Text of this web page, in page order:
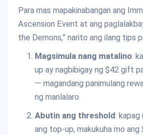
Para mas mapakinabangan ang
Ascension Event at ang
the Demons,” narito ang ilang tips
Magsimula nang matalino:
up ay nagbibigay ng $42 gift
— magandang panimulang
ng manlalaro.
Abutin ang threshold: kapag
ang top-up, makukuha mo